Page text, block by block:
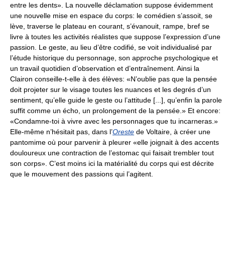
entre les dents». La nouvelle déclamation suppose évidemment
une nouvelle mise en espace du corps: le comédien s’assoit, se
lève, traverse le plateau en courant, s’évanouit, rampe, bref se
livre à toutes les activités réalistes que suppose l’expression d’une
passion. Le geste, au lieu d’être codifié, se voit individualisé par
l’étude historique du personnage, son approche psychologique et
un travail quotidien d’observation et d’entraînement. Ainsi la
Clairon conseille-t-elle à des élèves: «N’oublie pas que la pensée
doit projeter sur le visage toutes les nuances et les degrés d’un
sentiment, qu’elle guide le geste ou l’attitude [...], qu’enfin la parole
suffit comme un écho, un prolongement de la pensée.» Et encore:
«Condamne-toi à vivre avec les personnages que tu incarneras.»
Elle-même n’hésitait pas, dans l’Oreste de Voltaire, à créer une
pantomime où pour parvenir à pleurer «elle joignait à des accents
douloureux une contraction de l’estomac qui faisait trembler tout
son corps». C’est moins ici la matérialité du corps qui est décrite
que le mouvement des passions qui l’agitent.